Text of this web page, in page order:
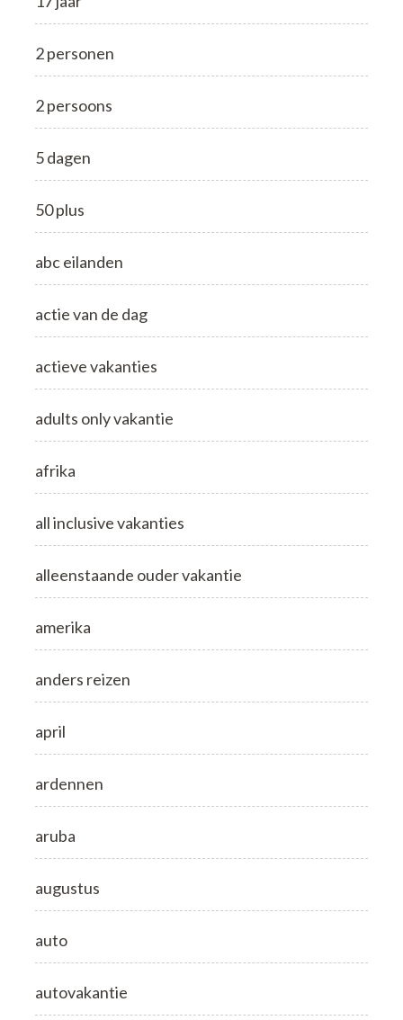
2 personen
2 persoons
5 dagen
50 plus
abc eilanden
actie van de dag
actieve vakanties
adults only vakantie
afrika
all inclusive vakanties
alleenstaande ouder vakantie
amerika
anders reizen
april
ardennen
aruba
augustus
auto
autovakantie